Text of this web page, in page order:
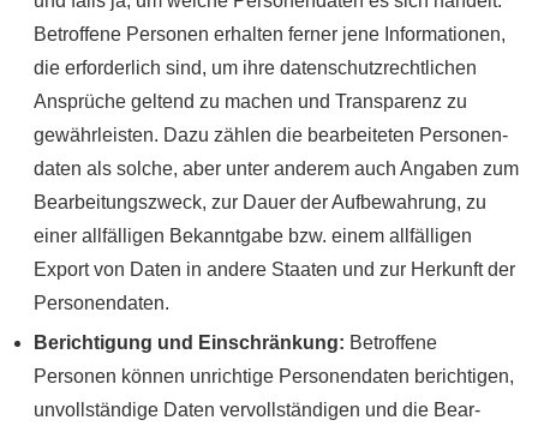
Betroffene Personen erhalten ferner jene Infor­mationen,
die erforder­lich sind, um ihre daten­schutz­rechtlichen
Ansprüche geltend zu machen und Trans­parenz zu
gewähr­leisten. Dazu zählen die bearbeiteten Personen­
daten als solche, aber unter anderem auch Angaben zum
Bearbeitungs­zweck, zur Dauer der Auf­bewahrung, zu
einer all­fälligen Bekannt­gabe bzw. einem all­fälligen
Export von Daten in andere Staaten und zur Herkunft der
Personen­daten.
Berichtigung und Einschränkung: Betroffene
Personen können unrichtige Personen­daten berichtigen,
unvoll­ständige Daten vervoll­ständigen und die Bear­